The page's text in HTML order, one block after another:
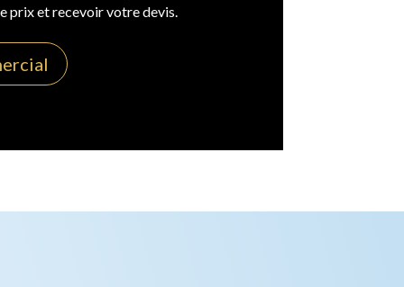
prix et recevoir votre devis.